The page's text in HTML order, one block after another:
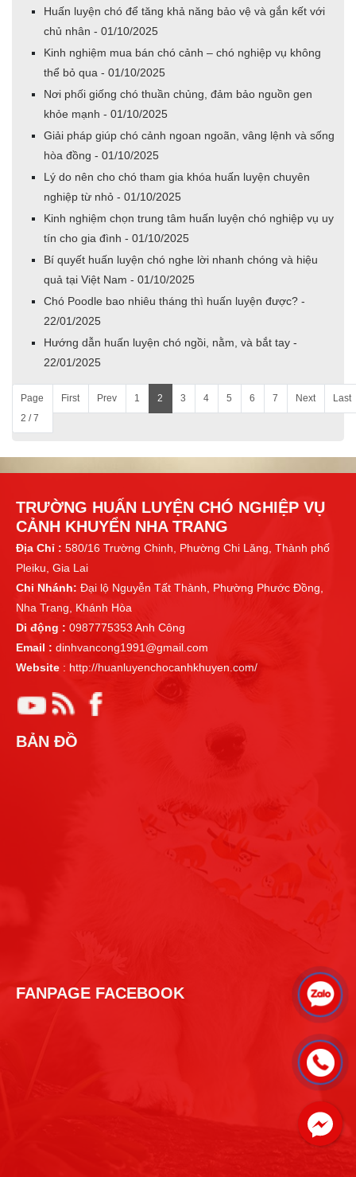
Huấn luyện chó để tăng khả năng bảo vệ và gắn kết với
chủ nhân - 01/10/2025
Kinh nghiệm mua bán chó cảnh – chó nghiệp vụ không
thể bỏ qua - 01/10/2025
Nơi phối giống chó thuần chủng, đảm bảo nguồn gen
khỏe mạnh - 01/10/2025
Giải pháp giúp chó cảnh ngoan ngoãn, vâng lệnh và sống
hòa đồng - 01/10/2025
Lý do nên cho chó tham gia khóa huấn luyện chuyên
nghiệp từ nhỏ - 01/10/2025
Kinh nghiệm chọn trung tâm huấn luyện chó nghiệp vụ uy
tín cho gia đình - 01/10/2025
Bí quyết huấn luyện chó nghe lời nhanh chóng và hiệu
quả tại Việt Nam - 01/10/2025
Chó Poodle bao nhiêu tháng thì huấn luyện được? -
22/01/2025
Hướng dẫn huấn luyện chó ngồi, nằm, và bắt tay -
22/01/2025
Page
2 / 7
First Prev 1 2 3 4 5 6 7 Next Last
TRƯỜNG HUẤN LUYỆN CHÓ NGHIỆP VỤ
CẢNH KHUYỂN NHA TRANG
Địa Chỉ : 580/16 Trường Chinh, Phường Chi Lăng, Thành phố
Pleiku, Gia Lai
Chi Nhánh: Đại lộ Nguyễn Tất Thành, Phường Phước Đồng,
Nha Trang, Khánh Hòa
Di động : 0987775353 Anh Công
Email : dinhvancong1991@gmail.com
Website : http://huanluyenchocanhkhuyen.com/
BẢN ĐỒ
FANPAGE FACEBOOK